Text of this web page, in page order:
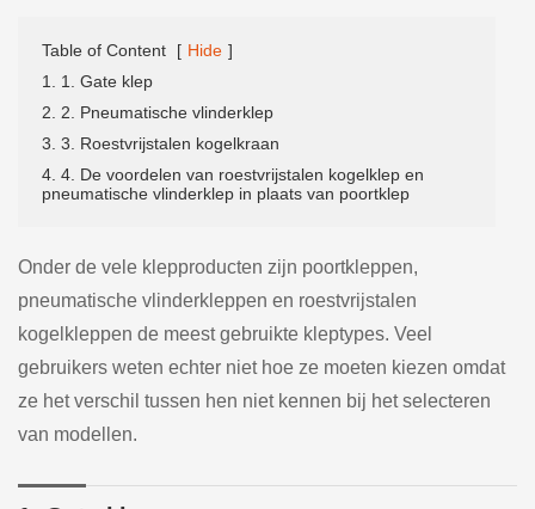
Table of Content [ Hide ]
1. 1. Gate klep
2. 2. Pneumatische vlinderklep
3. 3. Roestvrijstalen kogelkraan
4. 4. De voordelen van roestvrijstalen kogelklep en
pneumatische vlinderklep in plaats van poortklep
Onder de vele klepproducten zijn poortkleppen,
pneumatische vlinderkleppen en roestvrijstalen
kogelkleppen de meest gebruikte kleptypes. Veel
gebruikers weten echter niet hoe ze moeten kiezen omdat
ze het verschil tussen hen niet kennen bij het selecteren
van modellen.